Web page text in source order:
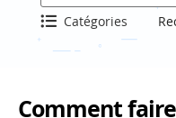
Catégories
Comment